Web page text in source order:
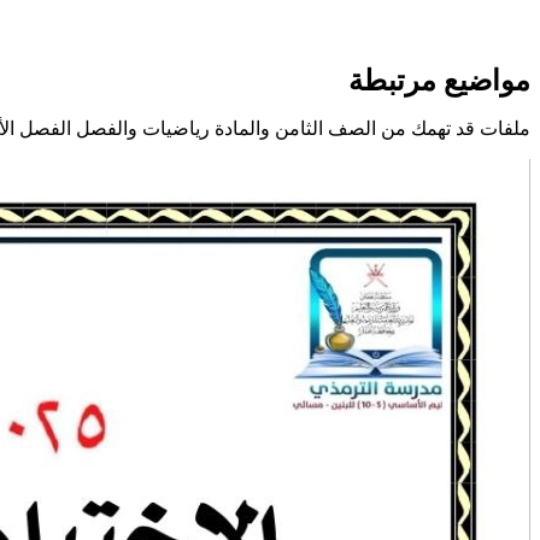
مواضيع مرتبطة
ملفات قد تهمك من الصف الثامن والمادة رياضيات والفصل الفصل